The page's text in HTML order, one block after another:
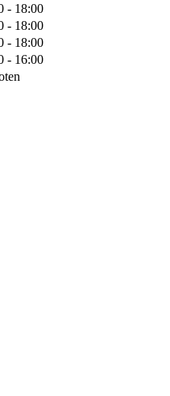
- 18:00
- 18:00
- 18:00
- 16:00